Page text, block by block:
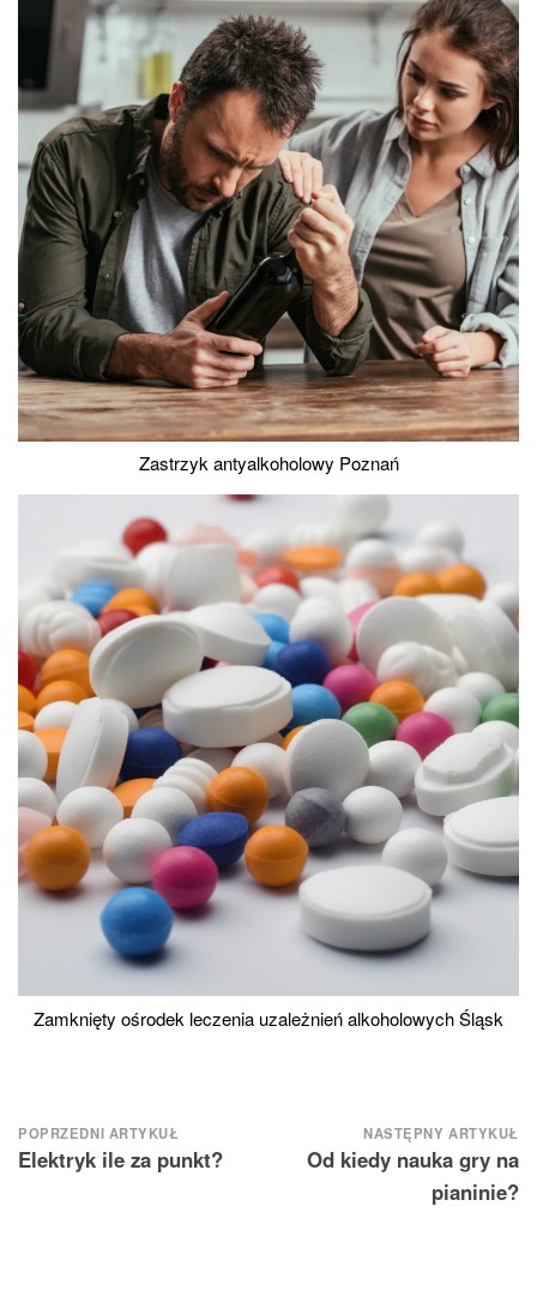
Zastrzyk antyalkoholowy Poznań
Zamknięty ośrodek leczenia uzależnień alkoholowych Śląsk
Nawigacja
wpisu
POPRZEDNI ARTYKUŁ
Elektryk ile za punkt?
NASTĘPNY ARTYKUŁ
Od kiedy nauka gry na
pianinie?